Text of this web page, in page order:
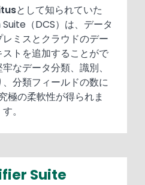
として知られていた
（DCS）は、データ
ミスとクラウドのデー
トを追加することがで
なデータ分類、識別、
分類フィールドの数に
極の柔軟性が得られま
す。
Suite